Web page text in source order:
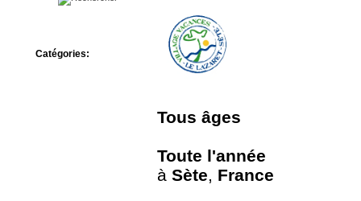
Catégories:
Tous âges
Toute l'année
à Sète, France